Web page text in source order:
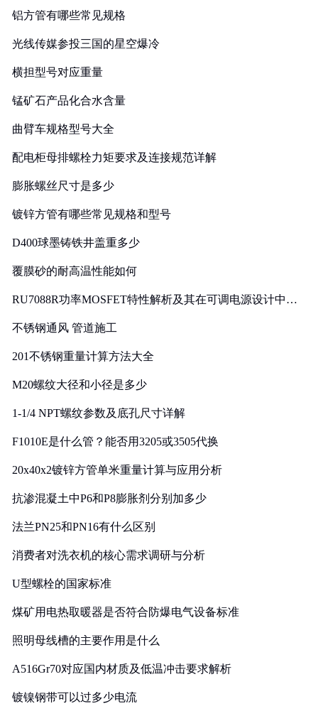
铝方管有哪些常见规格
光线传媒参投三国的星空爆冷
横担型号对应重量
锰矿石产品化合水含量
曲臂车规格型号大全
配电柜母排螺栓力矩要求及连接规范详解
膨胀螺丝尺寸是多少
镀锌方管有哪些常见规格和型号
D400球墨铸铁井盖重多少
覆膜砂的耐高温性能如何
RU7088R功率MOSFET特性解析及其在可调电源设计中的
不锈钢通风 管道施工
201不锈钢重量计算方法大全
M20螺纹大径和小径是多少
1-1/4 NPT螺纹参数及底孔尺寸详解
F1010E是什么管？能否用3205或3505代换
20x40x2镀锌方管单米重量计算与应用分析
抗渗混凝土中P6和P8膨胀剂分别加多少
法兰PN25和PN16有什么区别
消费者对洗衣机的核心需求调研与分析
U型螺栓的国家标准
煤矿用电热取暖器是否符合防爆电气设备标准
照明母线槽的主要作用是什么
A516Gr70对应国内材质及低温冲击要求解析
镀镍钢带可以过多少电流